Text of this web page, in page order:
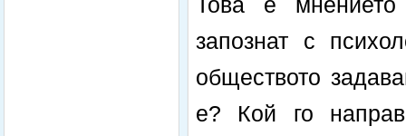
запознат с
обществото
е? Кой го